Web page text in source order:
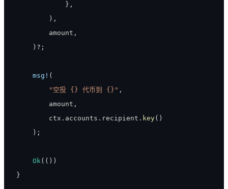
} ,
) ,
        amount
,
) ? ;
msg! (
"空投 {} 代币到 {}" ,
        amount
,
        ctx
. accounts . recipient . key( )
) ;
Ok( ( ) )
}